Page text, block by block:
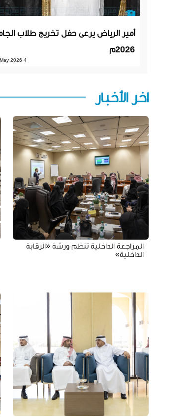
أمير الرياض يرعى حفل تخريج طلاب
2026م
4 May 2026
آخر الأخبار
المراجعة الداخلية تنظم ورشة «الرقابة
الداخلية»